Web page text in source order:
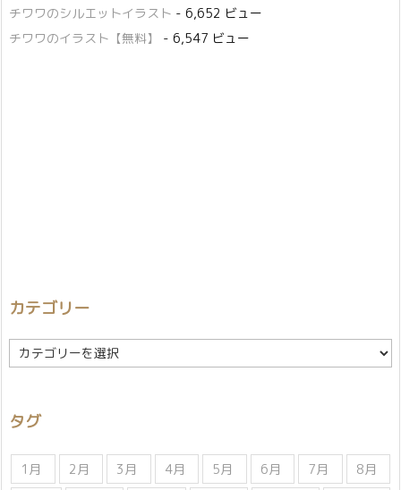
チワワのシルエットイラスト - 6,652 ビュー
チワワのイラスト【無料】
- 6,547 ビュー
カテゴリー
カ
テ
ー
タグ
1月 2月 3月 4月 5月 6月 7月
8月